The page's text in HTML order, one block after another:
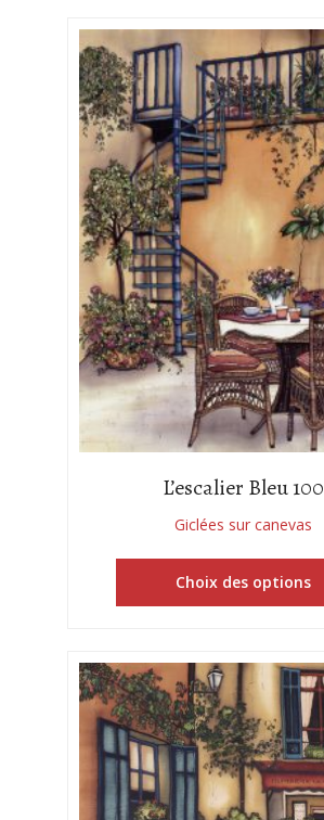
L’escalier Bleu 100
Giclées sur canevas
Choix des options